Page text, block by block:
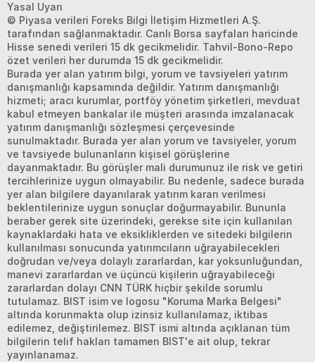
Yasal Uyarı
© Piyasa verileri Foreks Bilgi İletişim Hizmetleri A.Ş.
tarafından sağlanmaktadır. Canlı Borsa sayfaları haricinde
Hisse senedi verileri 15 dk gecikmelidir. Tahvil-Bono-Repo
özet verileri her durumda 15 dk gecikmelidir.
Burada yer alan yatırım bilgi, yorum ve tavsiyeleri yatırım
danışmanlığı kapsamında değildir. Yatırım danışmanlığı
hizmeti; aracı kurumlar, portföy yönetim şirketleri, mevduat
kabul etmeyen bankalar ile müşteri arasında imzalanacak
yatırım danışmanlığı sözleşmesi çerçevesinde
sunulmaktadır. Burada yer alan yorum ve tavsiyeler, yorum
ve tavsiyede bulunanların kişisel görüşlerine
dayanmaktadır. Bu görüşler mali durumunuz ile risk ve getiri
tercihlerinize uygun olmayabilir. Bu nedenle, sadece burada
yer alan bilgilere dayanılarak yatırım kararı verilmesi
beklentilerinize uygun sonuçlar doğurmayabilir. Bununla
beraber gerek site üzerindeki, gerekse site için kullanılan
kaynaklardaki hata ve eksikliklerden ve sitedeki bilgilerin
kullanılması sonucunda yatırımcıların uğrayabilecekleri
doğrudan ve/veya dolaylı zararlardan, kar yoksunluğundan,
manevi zararlardan ve üçüncü kişilerin uğrayabileceği
zararlardan dolayı CNN TÜRK hiçbir şekilde sorumlu
tutulamaz. BIST isim ve logosu "Koruma Marka Belgesi"
altında korunmakta olup izinsiz kullanılamaz, iktibas
edilemez, değiştirilemez. BIST ismi altında açıklanan tüm
bilgilerin telif hakları tamamen BIST'e ait olup, tekrar
yayınlanamaz.